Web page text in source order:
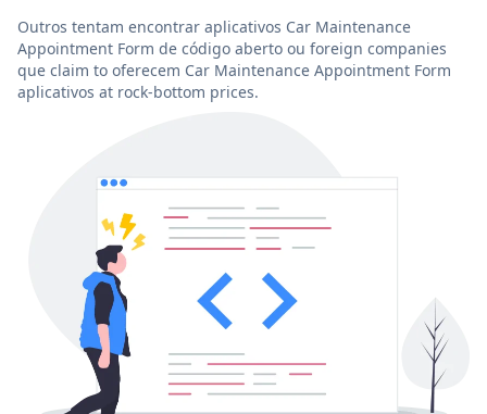
Outros tentam encontrar aplicativos Car Maintenance
Appointment Form de código aberto ou foreign companies
que claim to oferecem Car Maintenance Appointment Form
aplicativos at rock-bottom prices.